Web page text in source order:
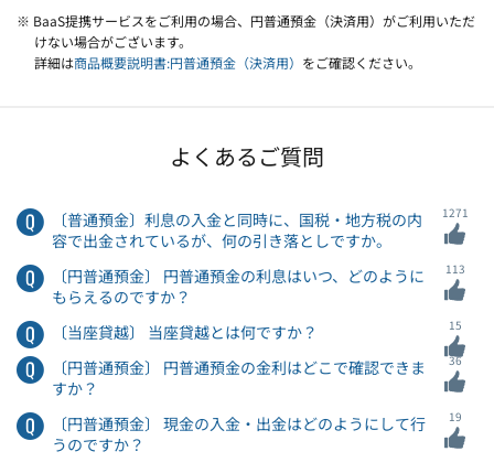
※ BaaS提携サービスをご利用の場合、円普通預金（決済用）がご利用いただ
けない場合がございます。
詳細は商品概要説明書:円普通預金（決済用） をご確認ください。
よくあるご質問
〔普通預金〕利息の入金と同時に、国税・地方税の内
容で出金されているが、何の引き落としですか。
1271
〔円普通預金〕 円普通預金の利息はいつ、どのように
もらえるのですか？
113
〔当座貸越〕 当座貸越とは何ですか？ 15
〔円普通預金〕 円普通預金の金利はどこで確認できま
すか？
36
〔円普通預金〕 現金の入金・出金はどのようにして行
うのですか？
19